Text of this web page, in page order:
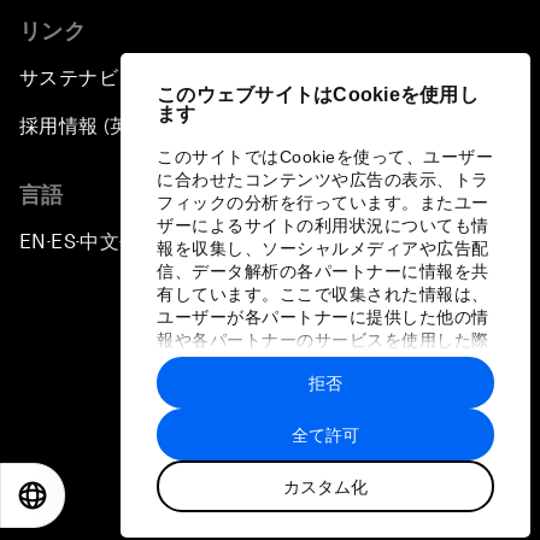
このウェブサイトはCookieを使用し
ます
このサイトではCookieを使って、ユーザー
に合わせたコンテンツや広告の表示、トラ
フィックの分析を行っています。またユー
ザーによるサイトの利用状況についても情
報を収集し、ソーシャルメディアや広告配
信、データ解析の各パートナーに情報を共
有しています。ここで収集された情報は、
ユーザーが各パートナーに提供した他の情
報や各パートナーのサービスを使用した際
に収集された情報と組み合わされ、各パー
トナーによって使用されることがありま
す。
全て許可
カスタム化
拒否
リンク
サステナビリティへの取り組み
採用情報 (英語のみ)
言語
EN ▪ ES▪中文▪ 日本語
プライバシーポリシーと利用規約
サイトマップ
©
世界経済フォーラム